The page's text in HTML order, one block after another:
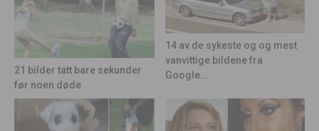
21 bilder tatt bare sekunder
før noen døde
14 av de sykeste og og mest
vanvittige bildene fra
Google...